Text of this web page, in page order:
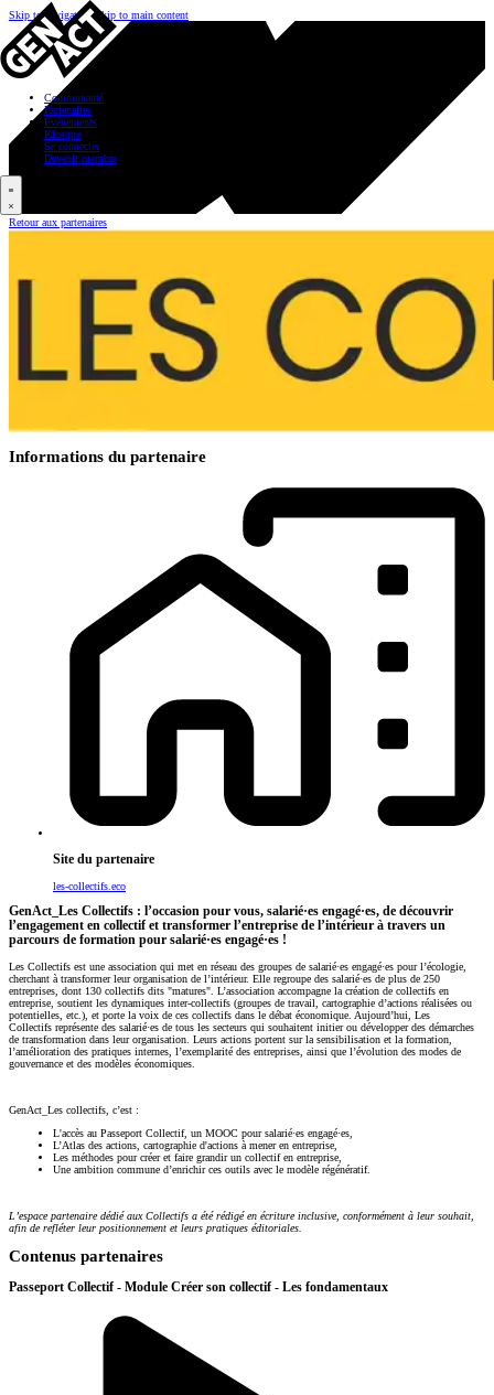
Skip to navigation Skip to main content
Communauté
Partenaires
Événements
Kiosque
Se connecter
Devenir membre
Retour aux partenaires
Informations du partenaire
Site du partenaire
les-collectifs.eco
GenAct_Les Collectifs : l’occasion pour vous, salarié·es engagé·es, de découvrir
l’engagement en collectif et transformer l’entreprise de l’intérieur à travers un
parcours de formation pour salarié·es engagé·es !
Les Collectifs est une association qui met en réseau des groupes de salarié·es engagé·es pour l’écologie,
cherchant à transformer leur organisation de l’intérieur. Elle regroupe des salarié·es de plus de 250
entreprises, dont 130 collectifs dits "matures". L’association accompagne la création de collectifs en
entreprise, soutient les dynamiques inter-collectifs (groupes de travail, cartographie d’actions réalisées ou
potentielles, etc.), et porte la voix de ces collectifs dans le débat économique. Aujourd’hui, Les
Collectifs représente des salarié·es de tous les secteurs qui souhaitent initier ou développer des démarches
de transformation dans leur organisation. Leurs actions portent sur la sensibilisation et la formation,
l’amélioration des pratiques internes, l’exemplarité des entreprises, ainsi que l’évolution des modes de
gouvernance et des modèles économiques.
GenAct_Les collectifs, c’est :
L'accès au Passeport Collectif, un MOOC pour salarié·es engagé·es,
L’Atlas des actions, cartographie d'actions à mener en entreprise,
Les méthodes pour créer et faire grandir un collectif en entreprise,
Une ambition commune d’enrichir ces outils avec le modèle régénératif.
L’espace partenaire dédié aux Collectifs a été rédigé en écriture inclusive, conformément à leur souhait,
afin de refléter leur positionnement et leurs pratiques éditoriales.
Contenus partenaires
Passeport Collectif - Module Créer son collectif - Les fondamentaux